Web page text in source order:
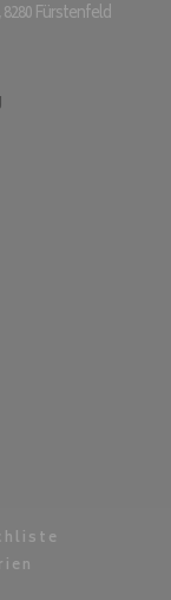
Fürstenfeld